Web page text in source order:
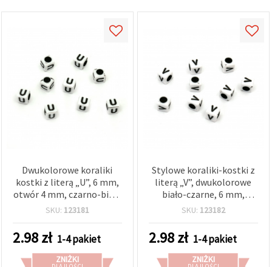
Dwukolorowe koraliki
kostki z literą „U”, 6 mm,
otwór 4 mm, czarno-białe
– 20 g (~95 szt.)
SKU: 123181
2.98zł 1-4 pakiet
ZNIŻKI
Stylowe koraliki-kostki z
literą „V”, dwukolorowe
biało-czarne, 6 mm,
otwór 4 mm – 20 g (~95
personalizowanej
biżuterii i modnych
projektów DIY
SKU: 123182
2.98zł 1-4 pakiet
ZNIŻKI